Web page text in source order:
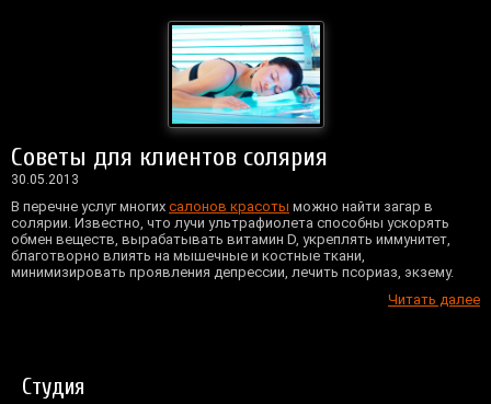
Советы для клиентов солярия
30.05.2013
В перечне услуг многих салонов красоты можно найти загар в
солярии. Известно, что лучи ультрафиолета способны ускорять
обмен веществ, вырабатывать витамин D, укреплять иммунитет,
благотворно влиять на мышечные и костные ткани,
минимизировать проявления депрессии, лечить псориаз, экзему.
Читать далее
Студия